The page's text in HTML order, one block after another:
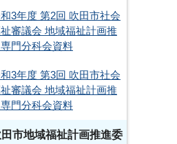
3年度 第2回 吹田市社会
審議会 地域福祉計画推
門分科会資料
3年度 第3回 吹田市社会
審議会 地域福祉計画推
門分科会資料
田市地域福祉計画推進委